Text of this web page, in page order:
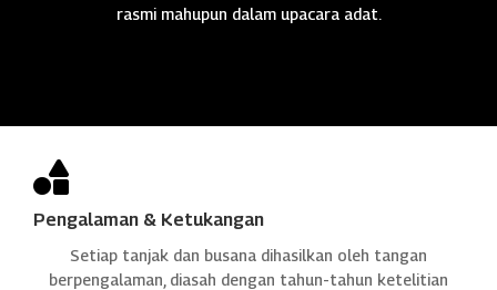
rasmi mahupun dalam upacara adat.

Pengalaman & Ketukangan
Setiap tanjak dan busana dihasilkan oleh tangan
berpengalaman, diasah dengan tahun-tahun ketelitian